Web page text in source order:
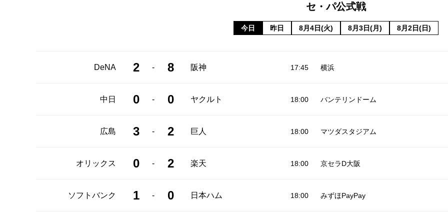
セ・パ公式戦
今日 昨日 8月4日(火) 8月3日(月) 8月2日(日)
DeNA 2 - 8 阪神 17:45 横浜
中日 0 - 0 ヤクルト 18:00 バンテリンドーム
広島 3 - 2 巨人 18:00 マツダスタジアム
オリックス 0 - 2 楽天 18:00 京セラD大阪
ソフトバンク 1 - 0 日本ハム 18:00 みずほPayPay